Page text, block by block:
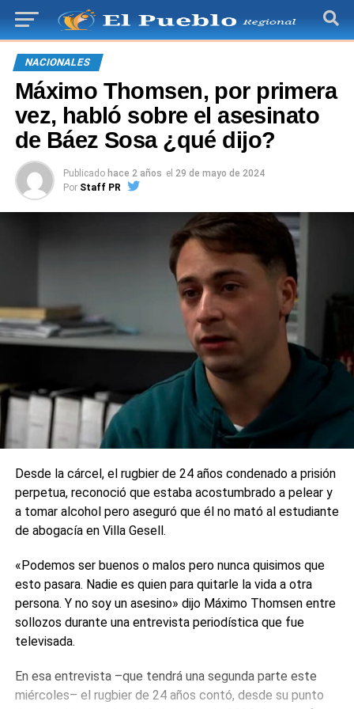
NACIONALES
Máximo Thomsen, por primera
vez, habló sobre el asesinato
de Báez Sosa ¿qué dijo?
Publicado hace 2 años el 29 de mayo de 2024
Por Staff PR
Desde la cárcel, el rugbier de 24 años condenado a prisión
perpetua, reconoció que estaba acostumbrado a pelear y
a tomar alcohol pero aseguró que él no mató al estudiante
de abogacía en Villa Gesell.
«Podemos ser buenos o malos pero nunca quisimos que
esto pasara. Nadie es quien para quitarle la vida a otra
persona. Y no soy un asesino» dijo Máximo Thomsen entre
sollozos durante una entrevista periodística que fue
televisada.
En esa entrevista –que tendrá una segunda parte este
miércoles– el rugbier de 24 años contó, desde su punto